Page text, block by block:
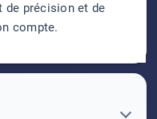
précision et de
compte.